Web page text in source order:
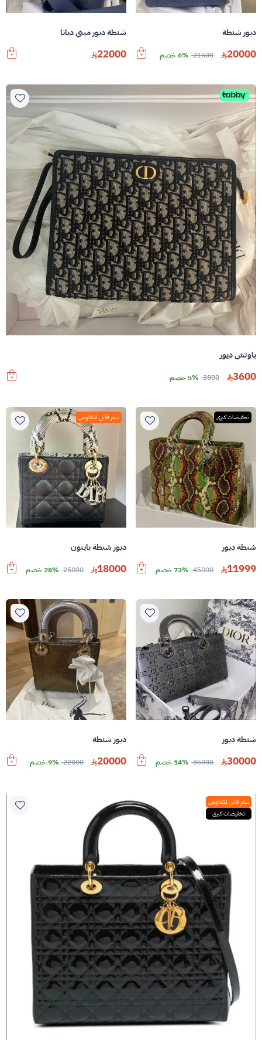
ديور شنطة
20000
21500 6% خصم
شنطة ديور ميني ديانا
22000
باوتش ديور
3600
3800 5% خصم
تخفيضات كبرى
شنطة ديور
11999
45000 73% خصم
سعر قابل للتفاوض
ديور شنطة بايثون
18000
25000 28% خصم
شنطة ديور
30000
35000 14% خصم
ديور شنطة
20000
22000 9% خصم
سعر قابل للتفاوض
تخفيضات كبرى